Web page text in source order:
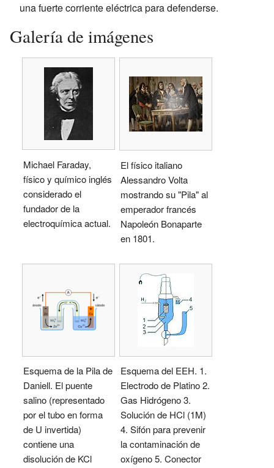
una fuerte corriente eléctrica para defenderse.
Galería de imágenes
Michael Faraday,
físico y químico inglés
considerado el
fundador de la
electroquímica actual.
El físico italiano
Alessandro Volta
mostrando su "Pila" al
emperador francés
Napoleón Bonaparte
en 1801.
Esquema de la Pila de
Daniell. El puente
salino (representado
por el tubo en forma
de U invertida)
contiene una
disolución de KCl
Esquema del EEH. 1.
Electrodo de Platino 2.
Gas Hidrógeno 3.
Solución de HCl (1M)
4. Sifón para prevenir
la contaminación de
oxígeno 5. Conector